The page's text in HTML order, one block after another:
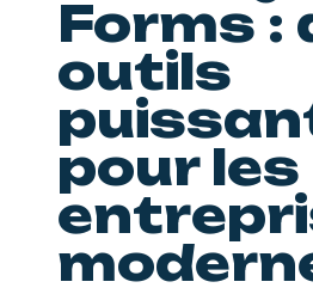
Forms :
outils
pour les